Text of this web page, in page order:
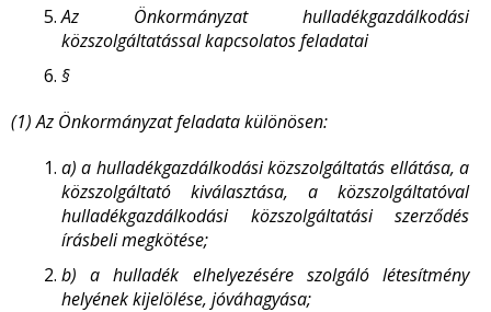
Az Önkormányzat hulladékgazdálkodási
közszolgáltatással kapcsolatos feladatai
§
(1) Az Önkormányzat feladata különösen:
a) a hulladékgazdálkodási közszolgáltatás ellátása, a
közszolgáltató kiválasztása, a közszolgáltatóval
hulladékgazdálkodási közszolgáltatási szerződés
írásbeli megkötése;
b) a hulladék elhelyezésére szolgáló létesítmény
helyének kijelölése, jóváhagyása;